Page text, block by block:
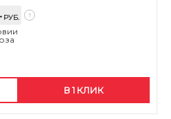
РУБ.
В 1 КЛИК